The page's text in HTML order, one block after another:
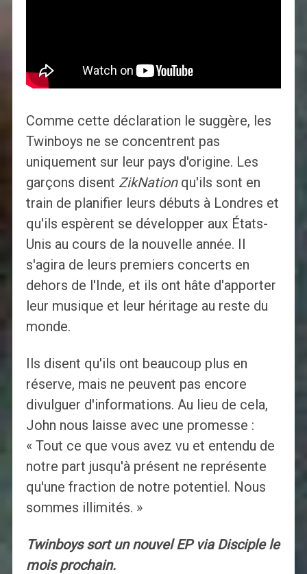
Comme cette déclaration le suggère, les
Twinboys ne se concentrent pas
uniquement sur leur pays d'origine. Les
garçons disent ZikNationqu'ils sont en
train de planifier leurs débuts à Londres et
qu'ils espèrent se développer aux États-
Unis au cours de la nouvelle année. Il
s'agira de leurs premiers concerts en
dehors de l'Inde, et ils ont hâte d'apporter
leur musique et leur héritage au reste du
monde.
Ils disent qu'ils ont beaucoup plus en
réserve, mais ne peuvent pas encore
divulguer d'informations. Au lieu de cela,
John nous laisse avec une promesse :
« Tout ce que vous avez vu et entendu de
notre part jusqu'à présent ne représente
qu'une fraction de notre potentiel. Nous
sommes illimités. »
Twinboys sort un nouvel EP via Disciple le
mois prochain.